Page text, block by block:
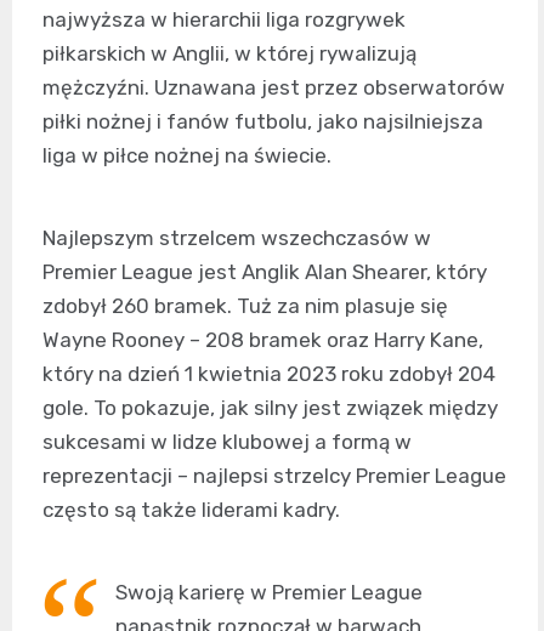
najwyższa w hierarchii liga rozgrywek
piłkarskich w Anglii, w której rywalizują
mężczyźni. Uznawana jest przez obserwatorów
piłki nożnej i fanów futbolu, jako najsilniejsza
liga w piłce nożnej na świecie.
Najlepszym strzelcem wszechczasów w
Premier League jest Anglik Alan Shearer, który
zdobył 260 bramek. Tuż za nim plasuje się
Wayne Rooney – 208 bramek oraz Harry Kane,
który na dzień 1 kwietnia 2023 roku zdobył 204
gole. To pokazuje, jak silny jest związek między
sukcesami w lidze klubowej a formą w
reprezentacji – najlepsi strzelcy Premier League
często są także liderami kadry.
Swoją karierę w Premier League